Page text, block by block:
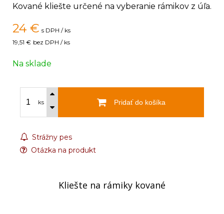
Kované kliešte určené na vyberanie rámikov z úľa.
24 € s DPH / ks
19,51 € bez DPH / ks
Na sklade
ks Pridať do košíka
Strážny pes
Otázka na produkt
Kliešte na rámiky kované